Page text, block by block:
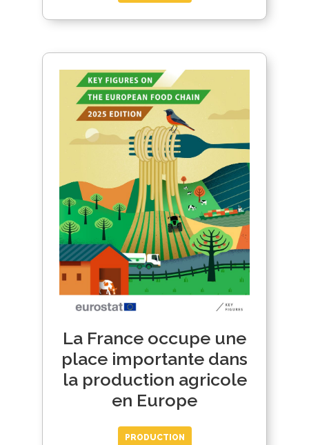
La France occupe une
place importante dans
la production agricole
en Europe
PRODUCTION